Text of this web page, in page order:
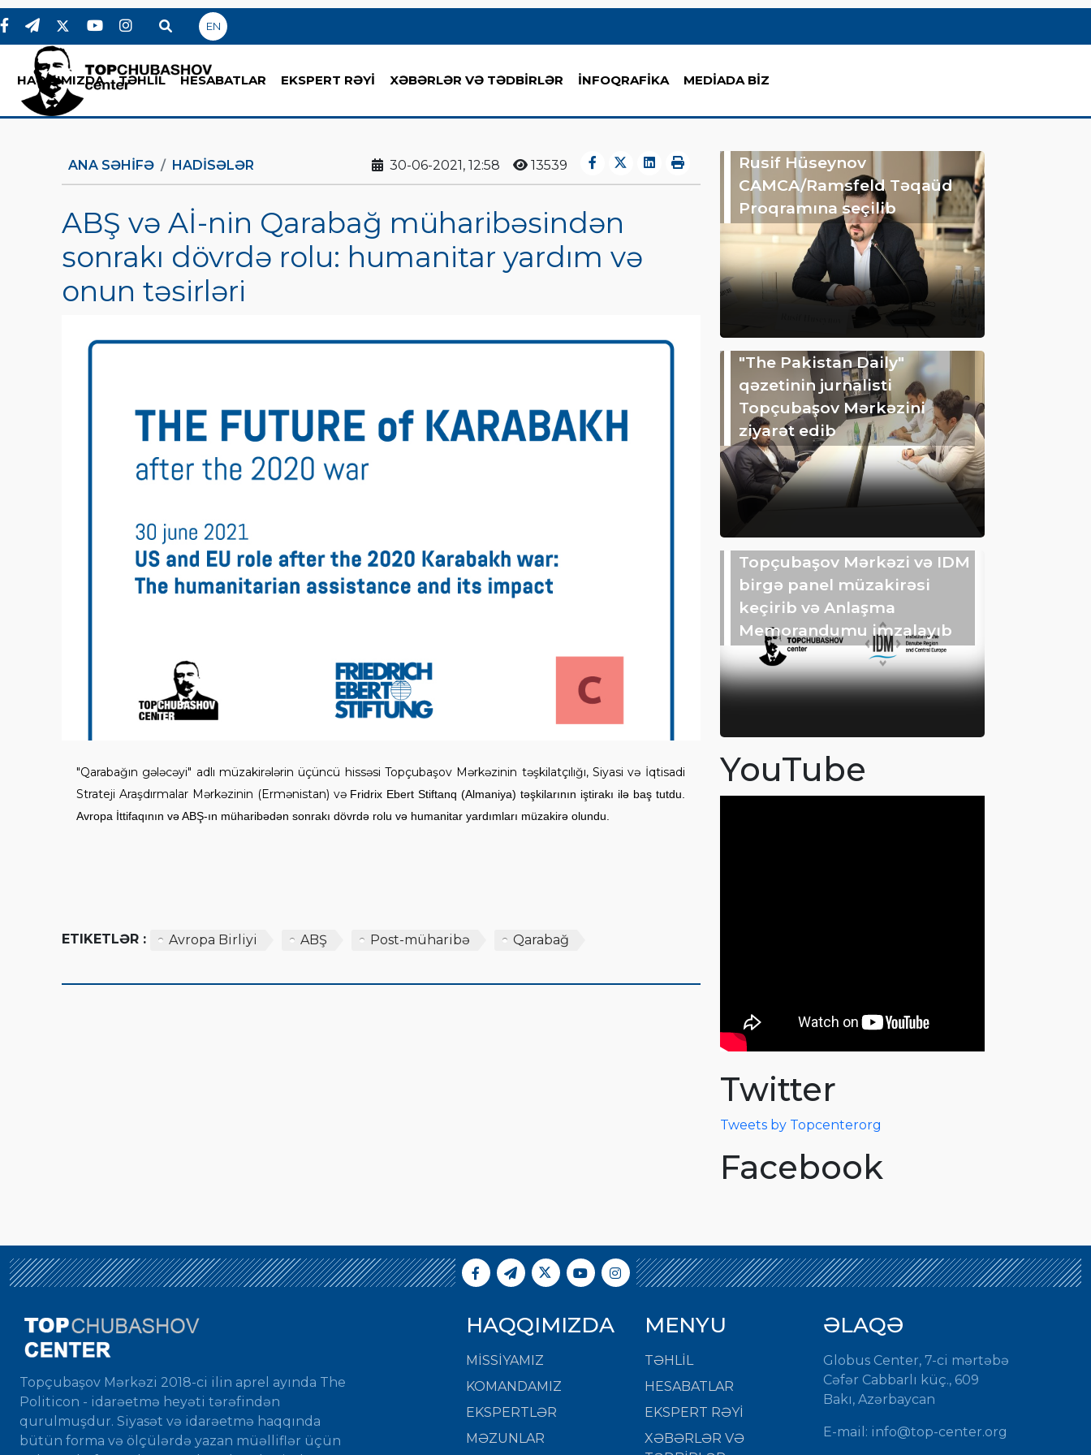
EN
HAQQIMIZDA TƏHLİL HESABATLAR EKSPERT RƏYİ XƏBƏRLƏR VƏ TƏDBİRLƏR İNFOQRAFİKA MEDİADA BİZ
ANA SƏHIFƏ HADİSƏLƏR 30-06-2021, 12:58 13539
ABŞ və Aİ-nin Qarabağ müharibəsindən
sonrakı dövrdə rolu: humanitar yardım və
onun təsirləri
"Qarabağın gələcəyi" adlı müzakirələrin üçüncü hissəsi Topçubaşov Mərkəzinin təşkilatçılığı, Siyasi və İqtisadi
Strateji Araşdırmalar Mərkəzinin (Ermənistan) və Fridrix Ebert Stiftanq (Almaniya) təşkilarının iştirakı ilə baş tutdu.
Avropa İttifaqının və ABŞ-ın müharibədən sonrakı dövrdə rolu və humanitar yardımları müzakirə olundu.
ETIKETLƏR : Avropa Birliyi ABŞ Post-müharibə Qarabağ
Rusif Hüseynov
CAMCA/Ramsfeld Təqaüd
Proqramına seçilib
"The Pakistan Daily"
qəzetinin jurnalisti
Topçubaşov Mərkəzini
ziyarət edib
Topçubaşov Mərkəzi və IDM
birgə panel müzakirəsi
keçirib və Anlaşma
Memorandumu imzalayıb
YouTube
Twitter
Tweets by Topcenterorg
Facebook
Topçubaşov Mərkəzi 2018-ci ilin aprel ayında The
Politicon - idarəetmə heyəti tərəfindən
qurulmuşdur. Siyasət və idarəetmə haqqında
bütün forma və ölçülərdə yazan müəlliflər üçün
HAQQIMIZDA
MISSIYAMIZ
KOMANDAMIZ
EKSPERTLƏR
MƏZUNLAR
MENYU
TƏHLİL
HESABATLAR
EKSPERT RƏYİ
XƏBƏRLƏR VƏ
ƏLAQƏ
Globus Center, 7-ci mərtəbə
Cəfər Cabbarlı küç., 609
Bakı, Azərbaycan
E-mail: info@top-center.org